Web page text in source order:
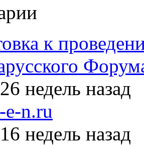
к
недель назад
n.ru
недель назад